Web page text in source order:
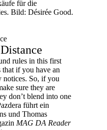
für die
Bild: Désirée Good.
rules in this first
if you have an
notices. So, if you
sure they are
don’t blend into one
führt ein
und Thomas
MAG DA Reader